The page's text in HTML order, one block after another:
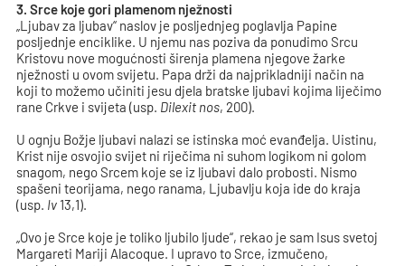
3. Srce koje gori plamenom nježnosti
„Ljubav za ljubav“ naslov je posljednjeg poglavlja Papine
posljednje enciklike. U njemu nas poziva da ponudimo Srcu
Kristovu nove mogućnosti širenja plamena njegove žarke
nježnosti u ovom svijetu. Papa drži da najprikladniji način na
koji to možemo učiniti jesu djela bratske ljubavi kojima liječimo
rane Crkve i svijeta (usp. Dilexit nos, 200).
U ognju Božje ljubavi nalazi se istinska moć evanđelja. Uistinu,
Krist nije osvojio svijet ni riječima ni suhom logikom ni golom
snagom, nego Srcem koje se iz ljubavi dalo probosti. Nismo
spašeni teorijama, nego ranama, Ljubavlju koja ide do kraja
(usp. Iv 13,1).
„Ovo je Srce koje je toliko ljubilo ljude“, rekao je sam Isus svetoj
Margareti Mariji Alacoque. I upravo to Srce, izmučeno,